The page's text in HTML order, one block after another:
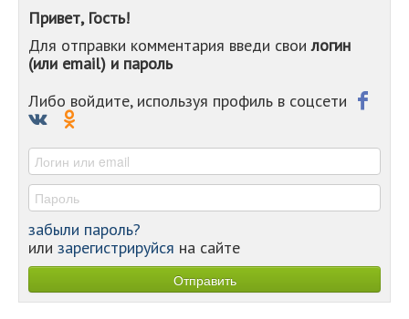
-
-
Привет, Гость!
Для отправки комментария введи своилогин
(или email) и пароль
Либо войдите, используя профиль в соцсети
забыли пароль?
или зарегистрируйся на сайте